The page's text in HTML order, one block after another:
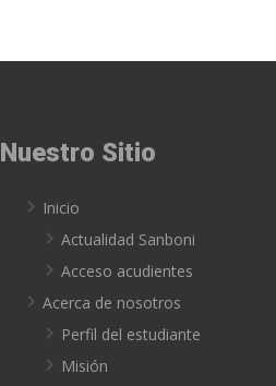
Nuestro Sitio
Inicio
Actualidad Sanboni
Acceso acudientes
Acerca de nosotros
Perfil del estudiante
Misión